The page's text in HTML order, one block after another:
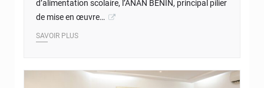
d’alimentation scolaire, l’ANAN BÉNIN, principal pilier
de mise en œuvre…
SAVOIR PLUS